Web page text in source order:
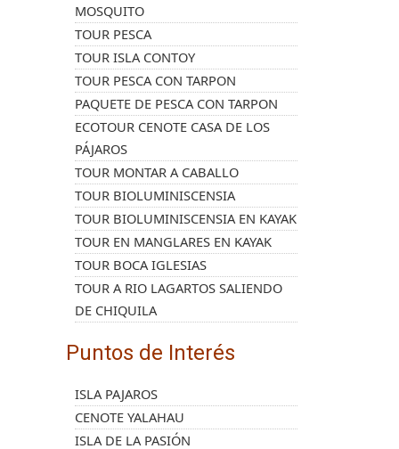
MOSQUITO
TOUR PESCA
TOUR ISLA CONTOY
TOUR PESCA CON TARPON
PAQUETE DE PESCA CON TARPON
ECOTOUR CENOTE CASA DE LOS
PÁJAROS
TOUR MONTAR A CABALLO
TOUR BIOLUMINISCENSIA
TOUR BIOLUMINISCENSIA EN KAYAK
TOUR EN MANGLARES EN KAYAK
TOUR BOCA IGLESIAS
TOUR A RIO LAGARTOS SALIENDO
DE CHIQUILA
Puntos de Interés
ISLA PAJAROS
CENOTE YALAHAU
ISLA DE LA PASIÓN